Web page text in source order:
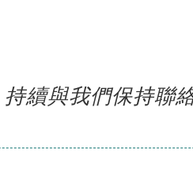
持續與我們保持聯